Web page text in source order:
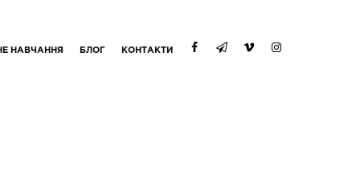
НАВЧАННЯ БЛОГ КОНТАКТИ